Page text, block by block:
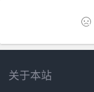
关于本站